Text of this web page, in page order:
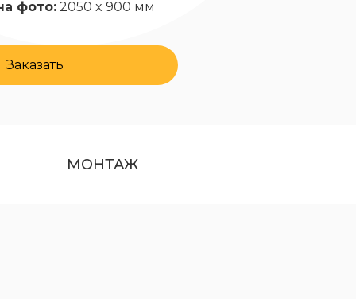
фото: 2050 x 900 мм
Заказать
МОНТАЖ